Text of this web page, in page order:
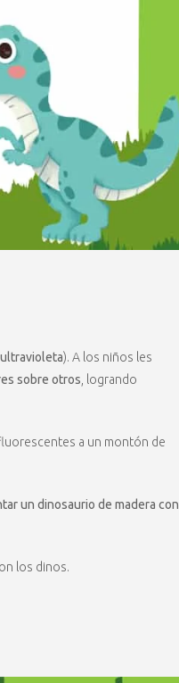
). A los niños les
sobre otros, logrando
a un montón de
un dinosaurio de madera con
los dinos.